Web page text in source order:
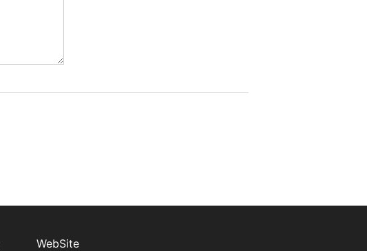
WebSite